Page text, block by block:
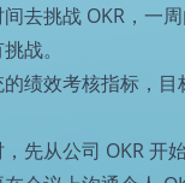
去挑战 OKR，一
战。
绩效考核指标，目
先从公司 OKR 开